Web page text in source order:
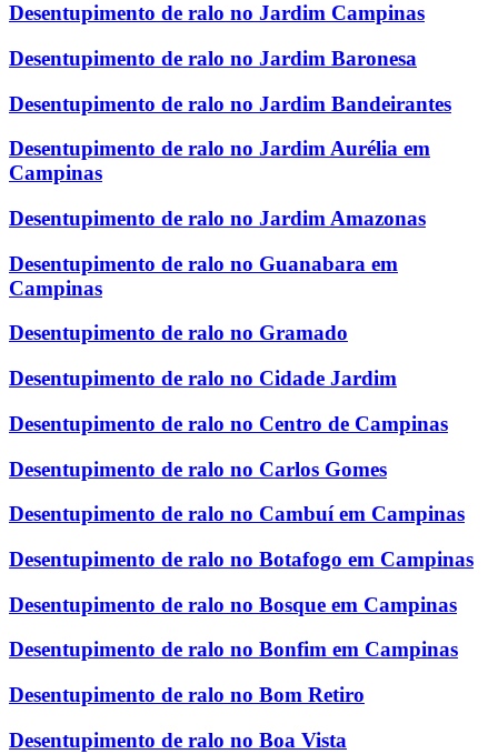
Desentupimento de ralo no Jardim Campinas
Desentupimento de ralo no Jardim Baronesa
Desentupimento de ralo no Jardim Bandeirantes
Desentupimento de ralo no Jardim Aurélia em
Campinas
Desentupimento de ralo no Jardim Amazonas
Desentupimento de ralo no Guanabara em
Campinas
Desentupimento de ralo no Gramado
Desentupimento de ralo no Cidade Jardim
Desentupimento de ralo no Centro de Campinas
Desentupimento de ralo no Carlos Gomes
Desentupimento de ralo no Cambuí em Campinas
Desentupimento de ralo no Botafogo em Campinas
Desentupimento de ralo no Bosque em Campinas
Desentupimento de ralo no Bonfim em Campinas
Desentupimento de ralo no Bom Retiro
Desentupimento de ralo no Boa Vista